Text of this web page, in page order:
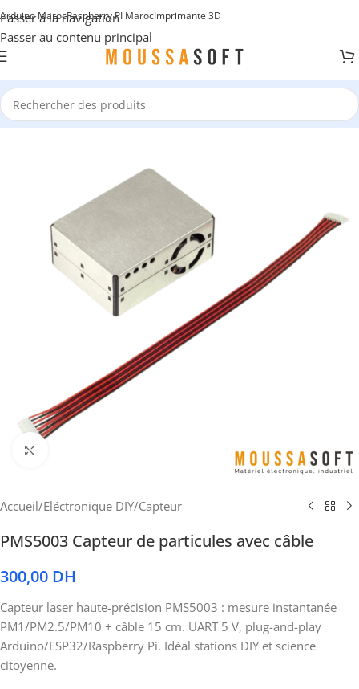
Passer à la navigation
Passer au contenu principal
Arduino MarocRaspberry PI MarocImprimante 3D
Accueil/Eléctronique DIY/Capteur
PMS5003 Capteur de particules avec câble
300,00 DH
Capteur laser haute-précision PMS5003 : mesure instantanée
PM1/PM2.5/PM10 + câble 15 cm. UART 5 V, plug-and-play
Arduino/ESP32/Raspberry Pi. Idéal stations DIY et science
citoyenne.